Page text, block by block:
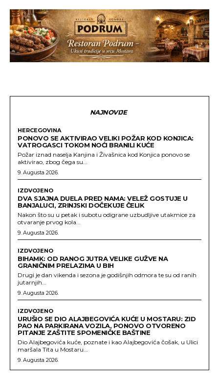
NAJNOVIJE
HERCEGOVINA
PONOVO SE AKTIVIRAO VELIKI POŽAR KOD KONJICA:
VATROGASCI TOKOM NOĆI BRANILI KUĆE
Požar iznad naselja Kanjina i Živašnica kod Konjica ponovo se
aktivirao, zbog čega su...
9. Augusta 2026.
IZDVOJENO
DVA SJAJNA DUELA PRED NAMA: VELEŽ GOSTUJE U
BANJALUCI, ZRINJSKI DOČEKUJE ČELIK
Nakon što su u petak i subotu odigrane uzbudljive utakmice za
otvaranje prvog kola...
9. Augusta 2026.
IZDVOJENO
BIHAMK: OD RANOG JUTRA VELIKE GUŽVE NA
GRANIČNIM PRELAZIMA U BIH
Drugi je dan vikenda i sezona je godišnjih odmora te su od ranih
jutarnjih...
9. Augusta 2026.
IZDVOJENO
URUŠIO SE DIO ALAJBEGOVIĆA KUĆE U MOSTARU: ZID
PAO NA PARKIRANA VOZILA, PONOVO OTVORENO
PITANJE ZAŠTITE SPOMENIČKE BAŠTINE
Dio Alajbegovića kuće, poznate i kao Alajbegovića čošak, u Ulici
maršala Tita u Mostaru...
9. Augusta 2026.